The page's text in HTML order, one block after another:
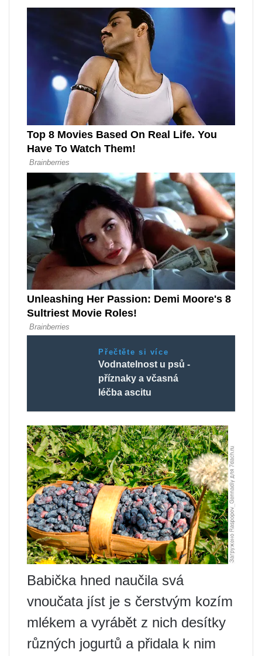
Přečtěte si více
Vodnatelnost u psů -
příznaky a včasná
léčba ascitu
Babička hned naučila svá
vnoučata jíst je s čerstvým kozím
mlékem a vyrábět z nich desítky
různých jogurtů a přidala k nim